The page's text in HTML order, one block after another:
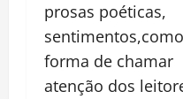
prosas poéticas,
sentimentos,como
forma de chamar
atenção dos